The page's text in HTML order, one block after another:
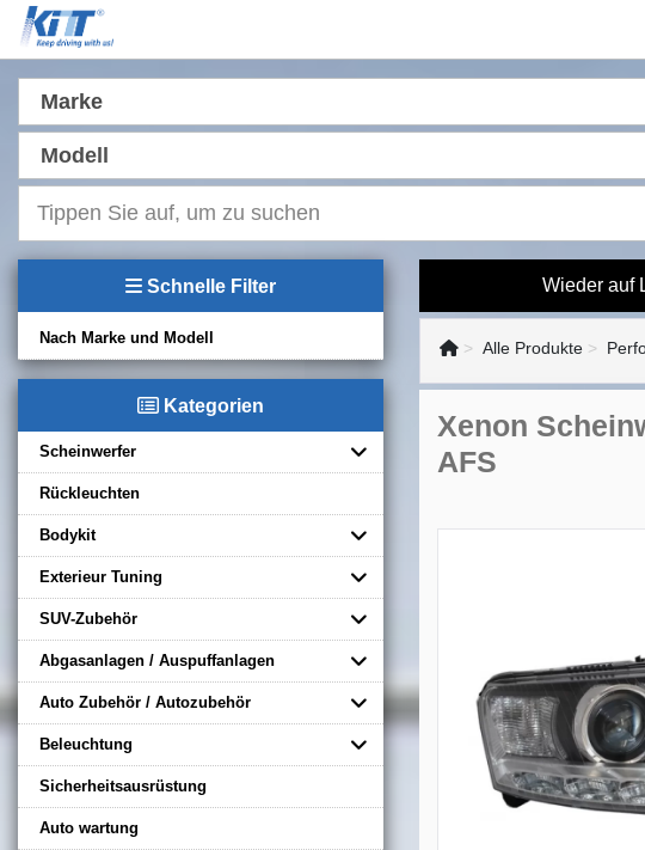
Marke
Modell
Schnelle Filter
Nach Marke und Modell
Kategorien
Scheinwerfer
Rückleuchten
Bodykit
Exterieur Tuning
SUV-Zubehör
Abgasanlagen / Auspuffanlagen
Auto Zubehör / Autozubehör
Beleuchtung
Sicherheitsausrüstung
Auto wartung
Wieder auf
Alle Produkte
Xenon
AFS